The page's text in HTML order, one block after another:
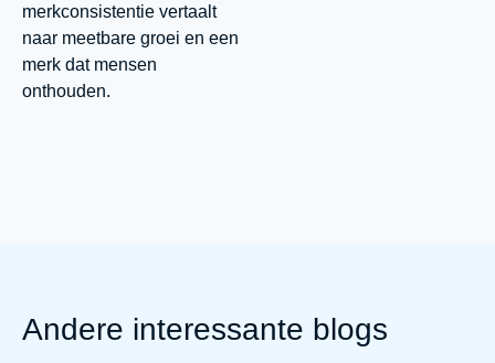
merkconsistentie vertaalt
naar meetbare groei en een
merk dat mensen
onthouden.
Andere interessante blogs